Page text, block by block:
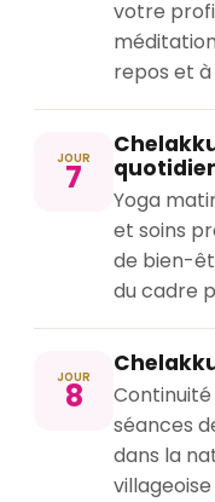
votre
repos et
JOUR
7
Yoga
et soins
de bien-
du cadre
JOUR
8
séances
dans la